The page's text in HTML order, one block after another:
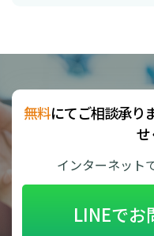
無料にてご相談承り
せ
インターネット
LINEでお